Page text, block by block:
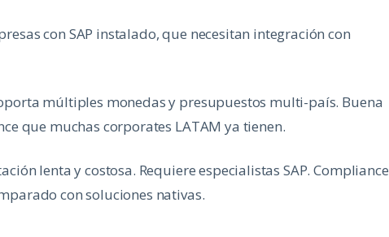
con SAP instalado, que necesitan integración con
múltiples monedas y presupuestos multi-país. Buena
que muchas corporates LATAM ya tienen.
lenta y costosa. Requiere especialistas SAP. Compliance
con soluciones nativas.